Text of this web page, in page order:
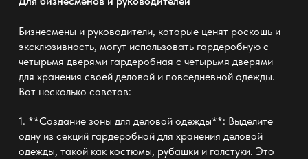
Бизнесмены и руководители, которые ценят роскошь и
эксклюзивность, могут использовать гардеробную с
четырьмя дверями гардеробная с четырьмя дверями
для хранения своей деловой и повседневной одежды.
Вот несколько советов:
1. **Создание зоны для деловой одежды**: Выделите
одну из секций гардеробной для хранения деловой
одежды, такой как костюмы, рубашки и галстуки. Это